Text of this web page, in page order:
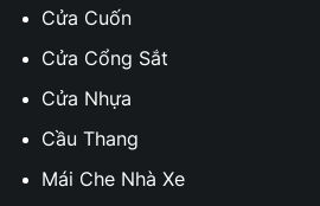
Cửa Cuốn
Cửa Cổng Sắt
Cửa Nhựa
Cầu Thang
Mái Che Nhà Xe